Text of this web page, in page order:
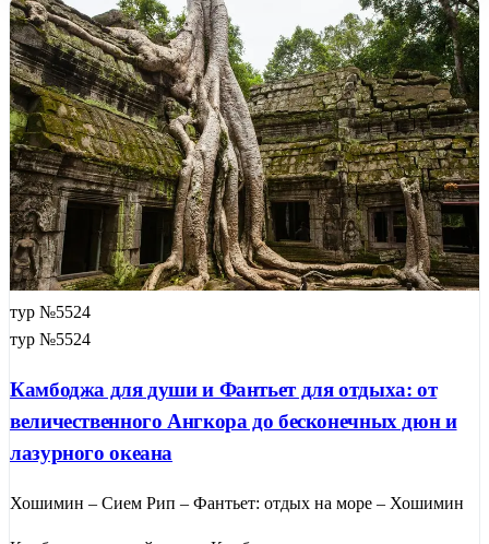
тур №5524
тур №5524
Камбоджа для души и Фантьет для отдыха: от
величественного Ангкора до бесконечных дюн и
лазурного океана
Хошимин – Сием Рип – Фантьет: отдых на море – Хошимин